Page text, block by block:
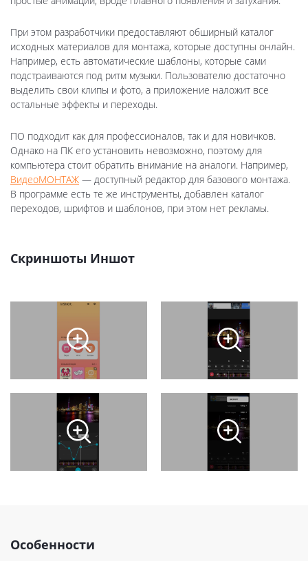
При этом разработчики предоставляют обширный каталог
исходных материалов для монтажа, которые доступны онлайн.
Например, есть автоматические шаблоны, которые сами
подстраиваются под ритм музыки. Пользователю достаточно
выделить свои клипы и фото, а приложение наложит все
остальные эффекты и переходы.
ПО подходит как для профессионалов, так и для новичков.
Однако на ПК его установить невозможно, поэтому для
компьютера стоит обратить внимание на аналоги. Например,
ВидеоМОНТАЖ — доступный редактор для базового монтажа.
В программе есть те же инструменты, добавлен каталог
переходов, шрифтов и шаблонов, при этом нет рекламы.
Скриншоты Иншот
Особенности